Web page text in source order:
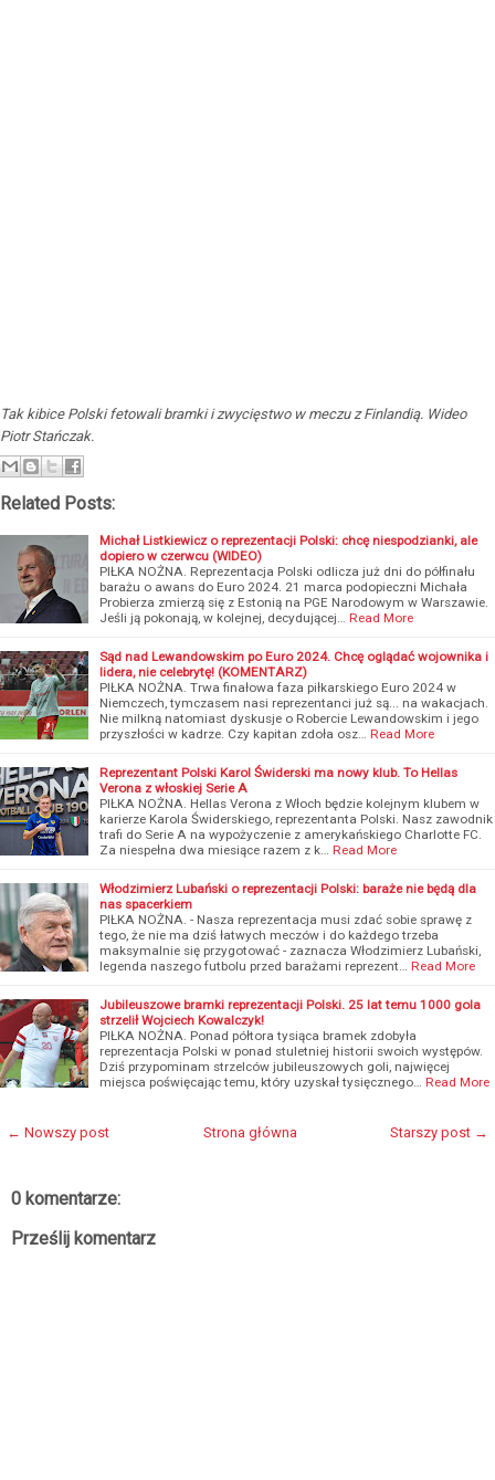
Tak kibice Polski fetowali bramki i zwycięstwo w meczu z Finlandią. Wideo
Piotr Stańczak.
Related Posts:
Michał Listkiewicz o reprezentacji Polski: chcę niespodzianki, ale
dopiero w czerwcu (WIDEO)
PIŁKA NOŻNA. Reprezentacja Polski odlicza już dni do półfinału
barażu o awans do Euro 2024. 21 marca podopieczni Michała
Probierza zmierzą się z Estonią na PGE Narodowym w Warszawie.
Jeśli ją pokonają, w kolejnej, decydującej…
Read More
Sąd nad Lewandowskim po Euro 2024. Chcę oglądać wojownika i
lidera, nie celebrytę! (KOMENTARZ)
PIŁKA NOŻNA. Trwa finałowa faza piłkarskiego Euro 2024 w
Niemczech, tymczasem nasi reprezentanci już są... na wakacjach.
Nie milkną natomiast dyskusje o Robercie Lewandowskim i jego
przyszłości w kadrze. Czy kapitan zdoła osz…
Read More
Reprezentant Polski Karol Świderski ma nowy klub. To Hellas
Verona z włoskiej Serie A
PIŁKA NOŻNA. Hellas Verona z Włoch będzie kolejnym klubem w
karierze Karola Świderskiego, reprezentanta Polski. Nasz zawodnik
trafi do Serie A na wypożyczenie z amerykańskiego Charlotte FC.
Za niespełna dwa miesiące razem z k…
Read More
Włodzimierz Lubański o reprezentacji Polski: baraże nie będą dla
nas spacerkiem
PIŁKA NOŻNA. - Nasza reprezentacja musi zdać sobie sprawę z
tego, że nie ma dziś łatwych meczów i do każdego trzeba
maksymalnie się przygotować - zaznacza Włodzimierz Lubański,
legenda naszego futbolu przed barażami reprezent…
Read More
Jubileuszowe bramki reprezentacji Polski. 25 lat temu 1000 gola
strzelił Wojciech Kowalczyk!
PIŁKA NOŻNA. Ponad półtora tysiąca bramek zdobyła
reprezentacja Polski w ponad stuletniej historii swoich występów.
Dziś przypominam strzelców jubileuszowych goli, najwięcej
miejsca poświęcając temu, który uzyskał tysięcznego…
Read More
← Nowszy post Starszy post →
Strona główna
0 komentarze:
Prześlij komentarz